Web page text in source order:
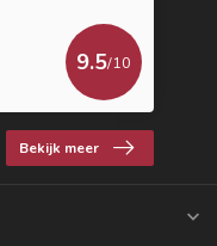
9.5/10
Bekijk meer